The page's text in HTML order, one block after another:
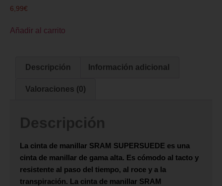
6,99€
Añadir al carrito
Descripción Información adicional
Valoraciones (0)
Descripción
La cinta de manillar SRAM SUPERSUEDE es una
cinta de manillar de gama alta. Es cómodo al tacto y
resistente al paso del tiempo, al roce y a la
transpiración. La cinta de manillar SRAM